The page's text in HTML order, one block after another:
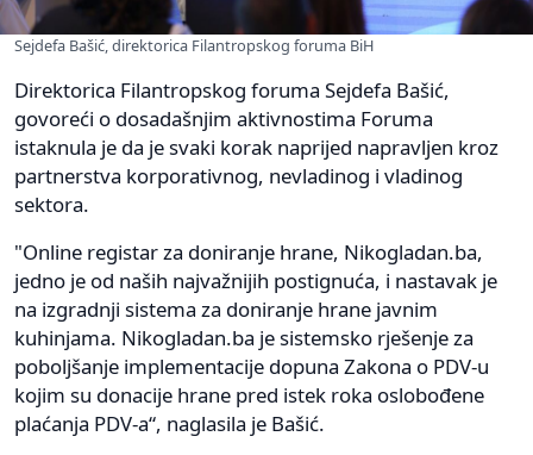
Sejdefa Bašić, direktorica Filantropskog foruma BiH
Direktorica Filantropskog foruma Sejdefa Bašić,
govoreći o dosadašnjim aktivnostima Foruma
istaknula je da je svaki korak naprijed napravljen kroz
partnerstva korporativnog, nevladinog i vladinog
sektora.
"Online registar za doniranje hrane, Nikogladan.ba,
jedno je od naših najvažnijih postignuća, i nastavak je
na izgradnji sistema za doniranje hrane javnim
kuhinjama. Nikogladan.ba je sistemsko rješenje za
poboljšanje implementacije dopuna Zakona o PDV-u
kojim su donacije hrane pred istek roka oslobođene
plaćanja PDV-a“, naglasila je Bašić.